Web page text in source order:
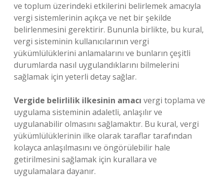
ve toplum üzerindeki etkilerini belirlemek amacıyla
vergi sistemlerinin açıkça ve net bir şekilde
belirlenmesini gerektirir. Bununla birlikte, bu kural,
vergi sisteminin kullanıcılarının vergi
yükümlülüklerini anlamalarını ve bunların çeşitli
durumlarda nasıl uygulandıklarını bilmelerini
sağlamak için yeterli detay sağlar.
Vergide belirlilik ilkesinin amacı vergi toplama ve
uygulama sisteminin adaletli, anlaşılır ve
uygulanabilir olmasını sağlamaktır. Bu kural, vergi
yükümlülüklerinin ilke olarak taraflar tarafından
kolayca anlaşılmasını ve öngörülebilir hale
getirilmesini sağlamak için kurallara ve
uygulamalara dayanır.